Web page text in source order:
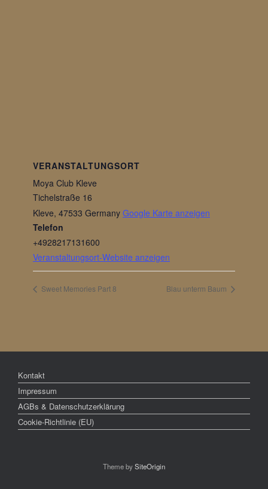
VERANSTALTUNGSORT
Moya Club Kleve
Tichelstraße 16
Kleve, 47533 Germany Google Karte anzeigen
Telefon
+4928217131600
Veranstaltungsort-Website anzeigen
Sweet Memories Part 8 Blau unterm Baum
Kontakt
Impressum
AGBs & Datenschutzerklärung
Cookie-Richtlinie (EU)
Theme bySiteOrigin